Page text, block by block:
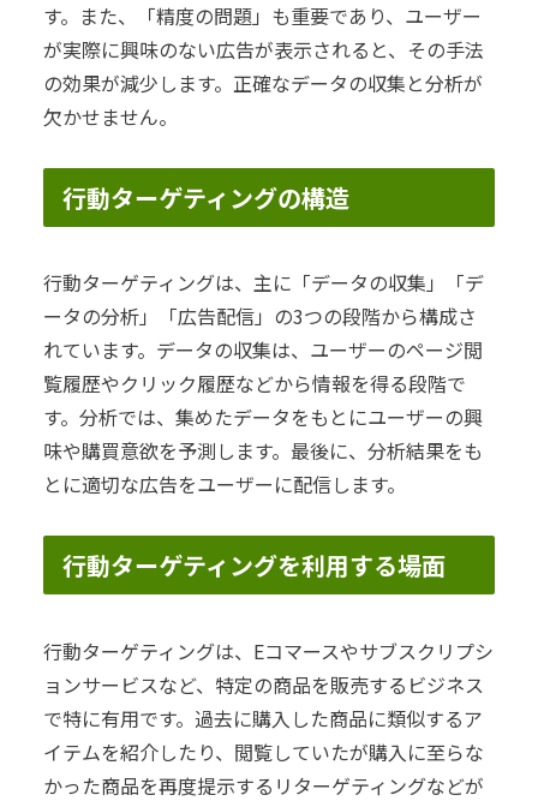
す。また、「精度の問題」も重要であり、ユーザー
が実際に興味のない広告が表示されると、その手法
の効果が減少します。正確なデータの収集と分析が
欠かせません。
行動ターゲティングの構造
行動ターゲティングは、主に「データの収集」「デ
ータの分析」「広告配信」の3つの段階から構成さ
れています。データの収集は、ユーザーのページ閲
覧履歴やクリック履歴などから情報を得る段階で
す。分析では、集めたデータをもとにユーザーの興
味や購買意欲を予測します。最後に、分析結果をも
とに適切な広告をユーザーに配信します。
行動ターゲティングを利用する場面
行動ターゲティングは、Eコマースやサブスクリプシ
ョンサービスなど、特定の商品を販売するビジネス
で特に有用です。過去に購入した商品に類似するア
イテムを紹介したり、閲覧していたが購入に至らな
かった商品を再度提示するリターゲティングなどが